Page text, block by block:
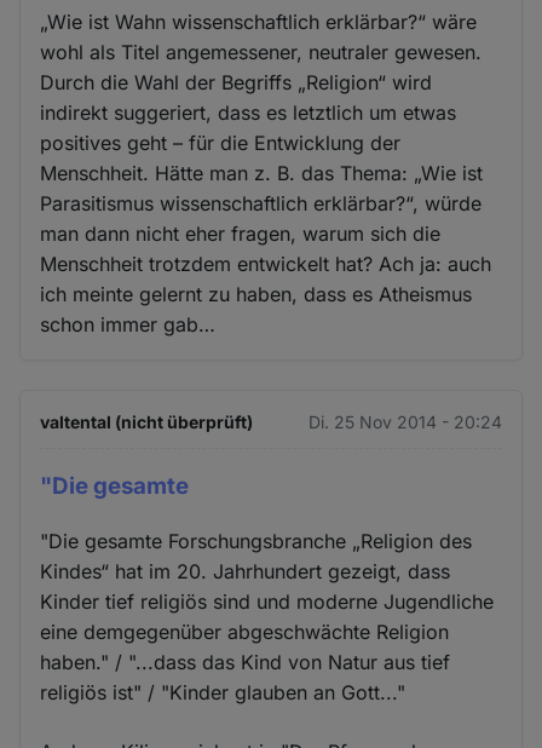
„Wie ist Wahn wissenschaftlich erklärbar?“ wäre
wohl als Titel angemessener, neutraler gewesen.
Durch die Wahl der Begriffs „Religion“ wird
indirekt suggeriert, dass es letztlich um etwas
positives geht – für die Entwicklung der
Menschheit. Hätte man z. B. das Thema: „Wie ist
Parasitismus wissenschaftlich erklärbar?“, würde
man dann nicht eher fragen, warum sich die
Menschheit trotzdem entwickelt hat? Ach ja: auch
ich meinte gelernt zu haben, dass es Atheismus
schon immer gab…
valtental (nicht überprüft) Di. 25 Nov 2014 - 20:24
"Die gesamte
"Die gesamte Forschungsbranche „Religion des
Kindes“ hat im 20. Jahrhundert gezeigt, dass
Kinder tief religiös sind und moderne Jugendliche
eine demgegenüber abgeschwächte Religion
haben." / "...dass das Kind von Natur aus tief
religiös ist" / "Kinder glauben an Gott..."